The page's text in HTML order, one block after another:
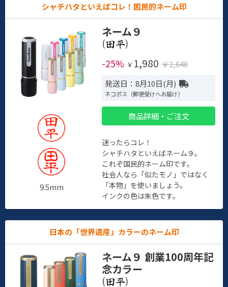
シャチハタといえばコレ！国民的ネーム印
9.5mm
ネーム９
(
)
-25% ￥ 1,980 ￥2,640
発送日：8月10日(月)
ネコポス（郵便受けへお届け）
商品詳細・ご注文
迷ったらコレ！
シャチハタといえばネーム９。
これぞ国民的ネーム印です。
社会人なら「似たモノ」ではなく
「本物」を使いましょう。
インクの色は朱色です。
日本の「世界遺産」カラーのネーム印
ネーム９ 創業100周年記
念カラー
(
)